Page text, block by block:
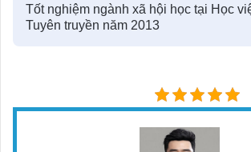
Tốt nghiệm ngành xã hội học tại Học
Tuyên truyền năm 2013